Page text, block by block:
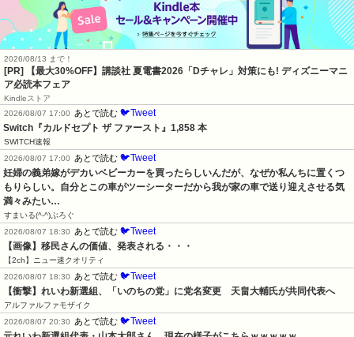
2026/08/13 まで！
[PR] 【最大30%OFF】講談社 夏電書2026「Dチャレ」対策にも! ディズニーマニ
ア必読本フェア
Kindleストア
2026/08/07 17:00
あとで読む 🐦Tweet
Switch『カルドセプト ザ ファースト』1,858 本
SWITCH速報
2026/08/07 17:00
あとで読む 🐦Tweet
妊婦の義弟嫁がデカいベビーカーを買ったらしいんだが、なぜか私んちに置くつ
もりらしい。自分とこの車がツーシーターだから我が家の車で送り迎えさせる気
満々みたい…
すまいる(^-^)ぶろぐ
2026/08/07 18:30
あとで読む 🐦Tweet
【画像】移民さんの価値、発表される・・・
【2ch】ニュー速クオリティ
2026/08/07 18:30
あとで読む 🐦Tweet
【衝撃】れいわ新選組、「いのちの党」に党名変更　天畠大輔氏が共同代表へ
アルファルファモザイク
2026/08/07 20:30
あとで読む 🐦Tweet